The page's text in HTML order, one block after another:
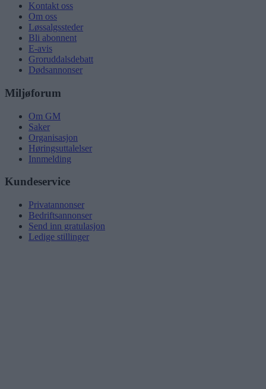
Kontakt oss
Om oss
Løssalgssteder
Bli abonnent
E-avis
Groruddalsdebatt
Dødsannonser
Miljøforum
Om GM
Saker
Organisasjon
Høringsuttalelser
Innmelding
Kundeservice
Privatannonser
Bedriftsannonser
Send inn gratulasjon
Ledige stillinger